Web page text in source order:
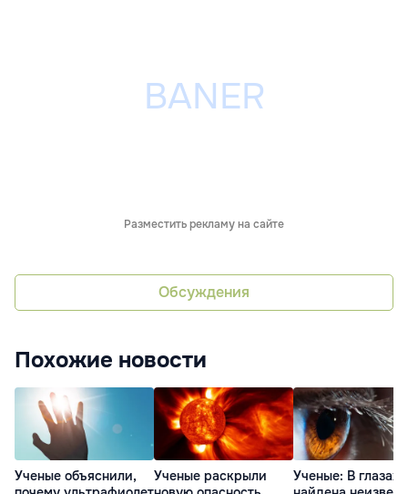
Разместить рекламу на сайте
Обсуждения
Похожие новости
Ученые объяснили,
Ученые раскрыли
Ученые: В глазах